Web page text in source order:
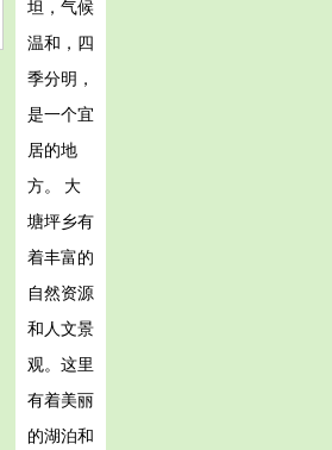
坦，气候
温和，四
季分明，
是一个宜
居的地
方。 大
塘坪乡有
着丰富的
自然资源
和人文景
观。这里
有着美丽
的湖泊和